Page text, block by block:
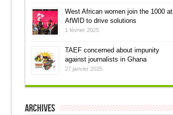
West African women join the 1000 at
AfWID to drive solutions
1 février 2025
TAEF concerned about impunity
against journalists in Ghana
27 janvier 2025
Archives